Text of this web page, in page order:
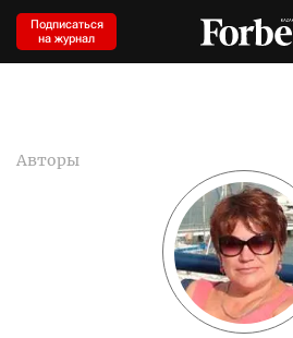
Подписаться
на журнал
Авторы